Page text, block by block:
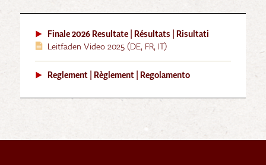
Finale 2026 Resultate | Résultats | Risultati
Leitfaden Video 2025 (DE, FR, IT)
Reglement | Règlement | Regolamento